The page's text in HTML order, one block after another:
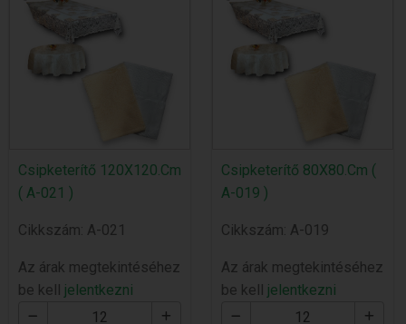
Csipketerítő 120X120.Cm
( A-021 )
Cikkszám: A-021
Az árak megtekintéséhez
be kell jelentkezni
Csipketerítő 80X80.Cm (
A-019 )
Cikkszám: A-019
Az árak megtekintéséhez
be kell jelentkezni